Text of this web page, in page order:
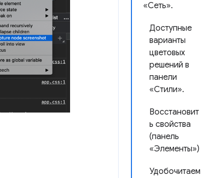
«Сеть».
Доступные
варианты
цветовых
решений в
панели
«Стили».
Восстановит
ь свойства
(панель
«Элементы»)
Удобочитаем